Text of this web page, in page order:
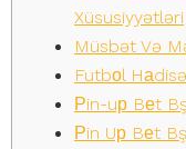
Xüsusiyyətləri
Müsbət Və
Futbоl
Рin-uр Bеt
Рin Uр Bеt